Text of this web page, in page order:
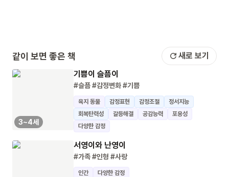
같이 보면 좋은 책 새로 보기
3~4세
기쁨이 슬픔이
#슬픔#감정변화#기쁨
육지 동물 감정표현 감정조절
정서지능
회복탄력성
갈등해결 공감능력
포용성
다양한 감정
서영이와 난영이
#가족#인형 #사랑
인간 다양한 감정